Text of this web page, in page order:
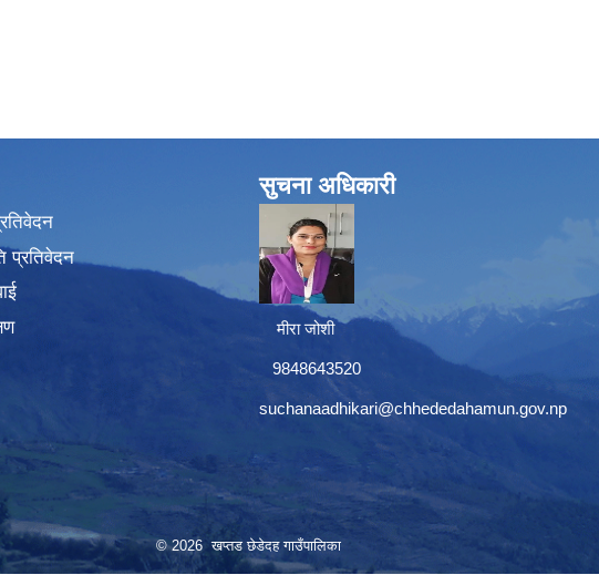
प्रतिवेदन
सुचना अधिकारी
मीरा जोशी
9848643520
suchanaadhikari@chhededahamun.gov.np
© 2026 खप्तड छेडेदह गाउँपालिका